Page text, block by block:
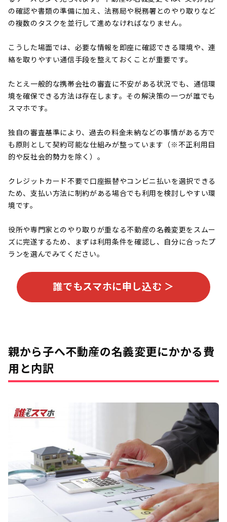
の確認や書類の準備に加え、法務局や税務署とのやり取りなど
の複数のタスクを並行して進めなければなりません。
こうした場面では、必要な情報を即座に確認できる環境や、連
絡を取りやすい通信手段を整えておくことが重要です。
たとえ一般的な携帯会社の審査に不安がある状況でも、通信環
境を確保できる方法は存在します。その解決策の一つが誰でも
スマホです。
独自の審査基準により、過去の料金未納などの事情がある方で
も原則として契約可能な仕組みが整っています（※不正利用目
的や反社会的勢力を除く）。
クレジットカード不要で口座振替やコンビニ払いを選択できる
ため、支払い方法に制約がある場合でも利用を検討しやすい環
境です。
役所や専門家とのやり取りが重なる不動産の名義変更をスムー
ズに完遂するため、まずは利用条件を確認し、自分に合ったプ
ランを選んでみてください。
誰でもスマホに申し込む ＞
親から子へ不動産の名義変更にかかる費
用と内訳